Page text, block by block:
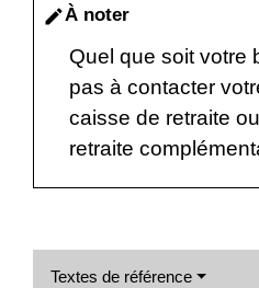
editÀ noter
Quel que soit votre
pas à contacter
caisse de retraite
retraite
Textes de référence